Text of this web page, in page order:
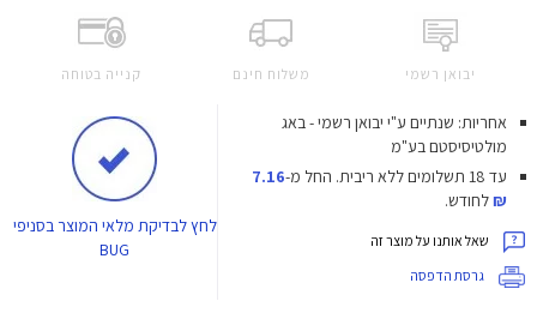
יבואן רשמי משלוח חינם קנייה בטוחה
אחריות: שנתיים ע"י יבואן רשמי - באג
מולטיסיסטם בע"מ
עד 18 תשלומים ללא ריבית.
החל מ-7.16
₪לחודש.
שאל אותנו על מוצר זה
גרסת הדפסה
לחץלבדיקת מלאי המוצר בסניפי
BUG